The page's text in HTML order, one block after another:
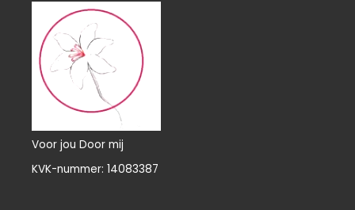
Voor jou Door mij
KVK-nummer: 14083387